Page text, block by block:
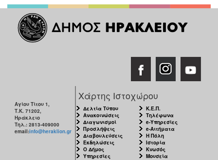
Αγίου Τίτου 1,
Τ.Κ. 71202,
Ηράκλειο
Τηλ.: 2813-409000
email:info@heraklion.gr
Χάρτης Ιστοχώρου
Δελτία Τύπου
Ανακοινώσεις
Διαγωνισμοί
Προσλήψεις
Διαβουλεύσεις
Εκδηλώσεις
Ο Δήμος
Υπηρεσίες
Κ.Ε.Π.
Τηλέφωνα
e-Υπηρεσίες
e-Αιτήματα
Η Πόλη
Ιστορία
Κνωσός
Μουσεία